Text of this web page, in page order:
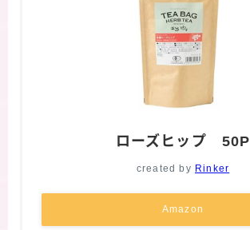
ローズヒップ 50P
created by Rinker
Amazon